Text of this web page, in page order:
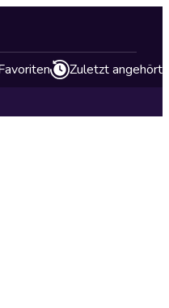
Zuletzt angehört